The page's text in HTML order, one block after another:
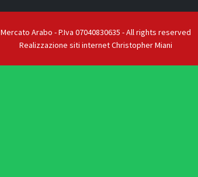
Mercato Arabo - P.Iva 07040830635 - All rights reserved
Realizzazione siti internet Christopher Miani